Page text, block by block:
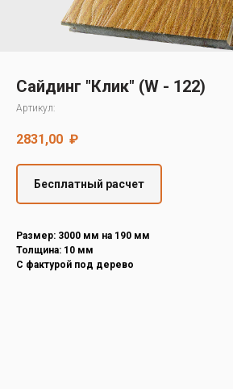
Sidwood
Cedral
Сайдинг "Клик" (W - 122)
Артикул:
2831,00 ₽
Бесплатный расчет
Размер: 3000 мм на 190 мм
Толщина: 10 мм
С фактурой под дерево